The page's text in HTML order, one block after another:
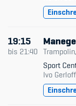
19:15
bis 21:40
Manege
Sport
Ivo